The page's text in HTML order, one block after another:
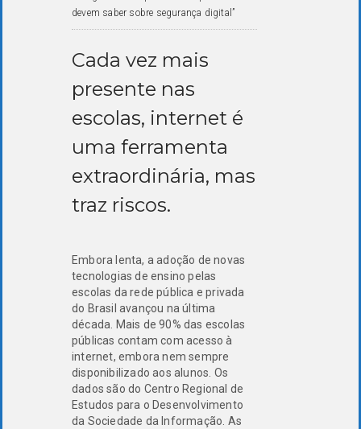
devem saber sobre segurança digital”
Cada vez mais
presente nas
escolas, internet é
uma ferramenta
extraordinária, mas
traz riscos.
Embora lenta, a adoção de novas
tecnologias de ensino pelas
escolas da rede pública e privada
do Brasil avançou na última
década. Mais de 90% das escolas
públicas contam com acesso à
internet, embora nem sempre
disponibilizado aos alunos. Os
dados são do Centro Regional de
Estudos para o Desenvolvimento
da Sociedade da Informação. As